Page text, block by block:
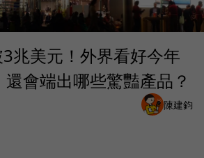
兆美元！外界看好今年
會端出哪些驚豔產品？
陳建鈞